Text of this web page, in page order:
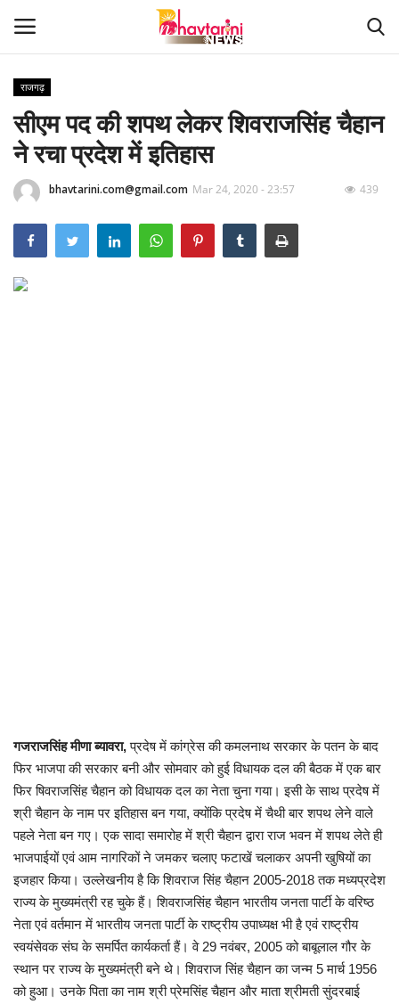
Home
संपर्क करें
हमारे बारे मेंं
लाइफस्टाइल
कैरियर
खेल
धर्म
मनोरंजन
राजगढ़
सीएम पद की शपथ लेकर शिवराजसिंह चैहान
ने रचा प्रदेश में इतिहास
bhavtarini.com@gmail.com Mar 24, 2020 - 23:57 439
गजराजसिंह मीणाब्यावरा,प्रदेष में कांग्रेस की कमलनाथ सरकार के पतन के बाद
फिर भाजपा की सरकार बनी और सोमवार को हुई विधायक दल की बैठक में एक बार
फिर षिवराजसिंह चैहान को विधायक दल का नेता चुना गया। इसी के साथ प्रदेष में
श्री चैहान के नाम पर इतिहास बन गया, क्योंकि प्रदेष में चैथी बार शपथ लेने वाले
पहले नेता बन गए। एक सादा समारोह में श्री चैहान द्वारा राज भवन में शपथ लेते ही
भाजपाईयों एवं आम नागरिकों ने जमकर चलाए फटाखें चलाकर अपनी खुषियों का
इजहार किया। उल्लेखनीय है कि शिवराज सिंह चैहान 2005-2018 तक मध्यप्रदेश
राज्य के मुख्यमंत्री रह चुके हैं। शिवराजसिंह चैहान भारतीय जनता पार्टी के वरिष्ठ
नेता एवं वर्तमान में भारतीय जनता पार्टी के राष्ट्रीय उपाध्यक्ष भी है एवं राष्ट्रीय
स्वयंसेवक संघ के समर्पित कार्यकर्ता हैं। वे 29 नवंबर, 2005 को बाबूलाल गौर के
स्थान पर राज्य के मुख्यमंत्री बने थे। शिवराज सिंह चैहान का जन्म 5 मार्च 1956
को हुआ। उनके पिता का नाम श्री प्रेमसिंह चैहान और माता श्रीमती सुंदरबाई